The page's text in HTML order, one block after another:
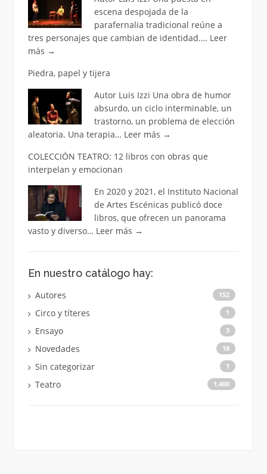
escena despojada de la
parafernalia tradicional reúne a
tres personajes que cambian de identidad.… Leer
más →
Piedra, papel y tijera
Autor Luis Izzi Una obra de humor
absurdo, un ciclo interminable, un
trastorno, un problema de elección
aleatoria. Una terapia… Leer más →
COLECCIÓN TEATRO: 12 libros con obras que
interpelan y emocionan
En 2020 y 2021, el Instituto Nacional
de Artes Escénicas publicó doce
libros, que ofrecen un panorama
vasto y diverso… Leer más →
En nuestro catálogo hay:
Autores 152
Circo y títeres 1
Ensayo 3
Novedades 18
Sin categorizar 1
Teatro 1.400